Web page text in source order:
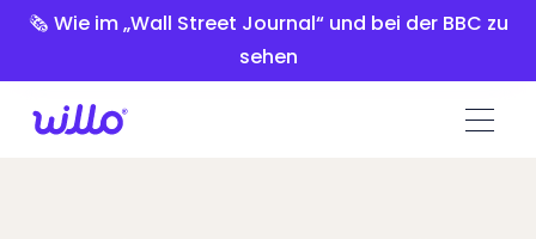
Please
includes
🗞️ Wie im „Wall Street Journal“ und bei der BBC zu
sehen